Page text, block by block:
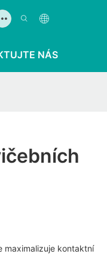
NÁS
maximalizuje kontaktní